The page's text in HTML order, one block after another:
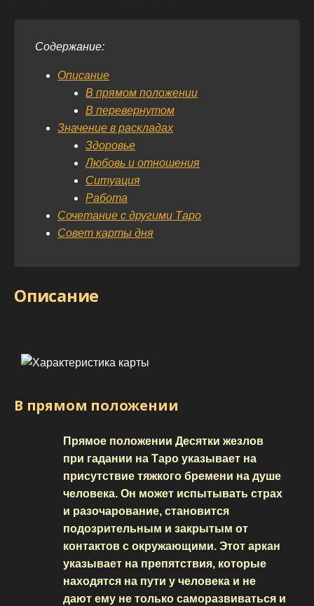
Содержание:
Описание
В прямом положении
В перевернутом
Значение в раскладах
Здоровье
Любовь и отношения
Ситуация
Работа
Сочетание с другими Таро
Совет карты дня
Описание
В прямом положении
Прямое положении Десятки жезлов
при гадании на Таро указывает на
присутствие тяжкого бремени на душе
человека. Он может испытывать страх
и разочарование, становится
подозрительным и закрытым от
контактов с окружающими. Этот аркан
указывает на препятствия, которые
находятся на пути у человека и не
дают ему не только саморазвиваться и